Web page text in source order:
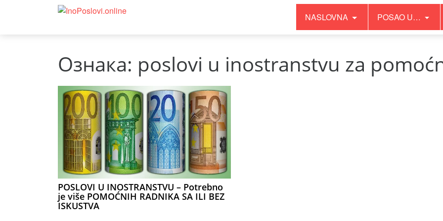
NASLOVNA POSAO U…
Ознака: poslovi u inostranstvu za
POSLOVI U INOSTRANSTVU – Potrebno
je više POMOĆNIH RADNIKA SA ILI BEZ
ISKUSTVA